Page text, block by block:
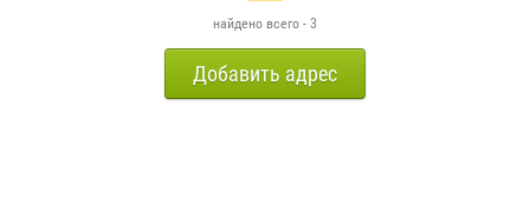
найдено всего - 3
Добавить адрес